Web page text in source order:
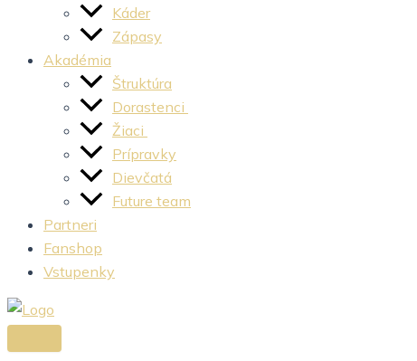
Káder
Zápasy
Akadémia
Štruktúra
Dorastenci
Žiaci
Prípravky
Dievčatá
Future team
Partneri
Fanshop
Vstupenky